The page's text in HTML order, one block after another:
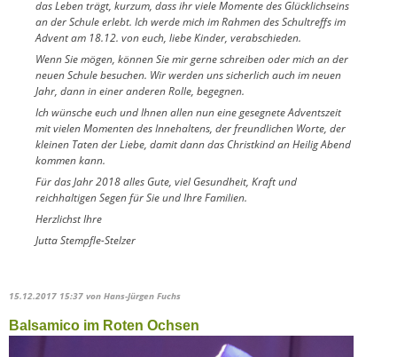
das Leben trägt, kurzum, dass ihr viele Momente des Glücklichseins
an der Schule erlebt. Ich werde mich im Rahmen des Schultreffs im
Advent am 18.12. von euch, liebe Kinder, verabschieden.
Wenn Sie mögen, können Sie mir gerne schreiben oder mich an der
neuen Schule besuchen. Wir werden uns sicherlich auch im neuen
Jahr, dann in einer anderen Rolle, begegnen.
Ich wünsche euch und Ihnen allen nun eine gesegnete Adventszeit
mit vielen Momenten des Innehaltens, der freundlichen Worte, der
kleinen Taten der Liebe, damit dann das Christkind an Heilig Abend
kommen kann.
Für das Jahr 2018 alles Gute, viel Gesundheit, Kraft und
reichhaltigen Segen für Sie und Ihre Familien.
Herzlichst Ihre
Jutta Stempfle-Stelzer
15.12.2017 15:37 von Hans-Jürgen Fuchs
Balsamico im Roten Ochsen